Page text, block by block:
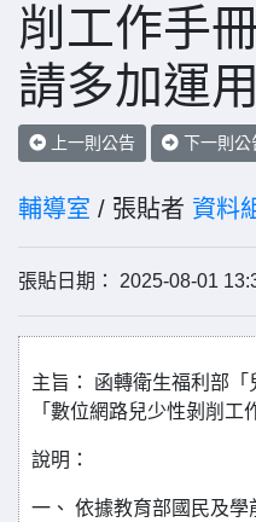
削工作手
請多加運
上一則公告 下一則公
輔導室 / 張貼者 資料
張貼日期： 2025-08-01
主旨： 函轉衛生福利部
「數位網路兒少性剝削工
說明：
一、 依據教育部國民及